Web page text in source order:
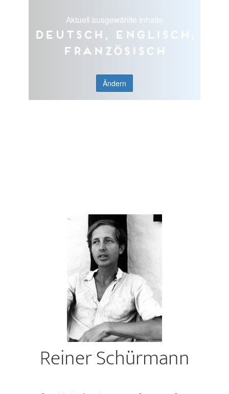
Aktuell ausgewählte Inhalte
Deutsch, Englisch,
Französisch
Ändern
Reiner Schürmann